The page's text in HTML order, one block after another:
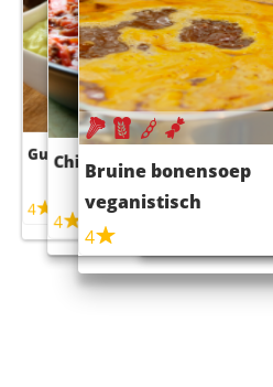
Guacamole
4
Chili con carne
4
Bruine bonensoep
veganistisch
4
Sushi rijstsalade
maaltijdsalade
4